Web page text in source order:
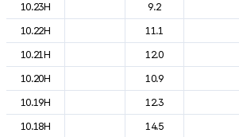
10.23H
9.2
10.22H
11.1
10.21H
12.0
10.20H
10.9
10.19H
12.3
10.18H
14.5